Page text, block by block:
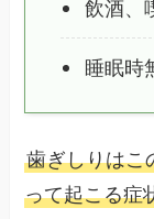
飲酒、
睡眠時
歯ぎしりはこ
って起こる症